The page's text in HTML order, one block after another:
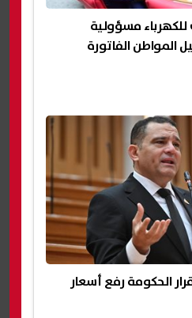
للكهرباء مسؤولية
المواطن الفاتورة
الحكومة رفع أسعار